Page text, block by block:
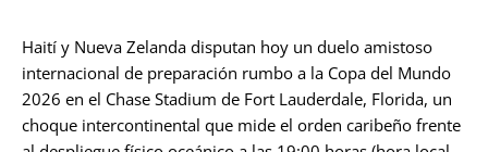
Haití y Nueva Zelanda disputan hoy un duelo amistoso
internacional de preparación rumbo a la Copa del Mundo
2026 en el Chase Stadium de Fort Lauderdale, Florida, un
choque intercontinental que mide el orden caribeño frente